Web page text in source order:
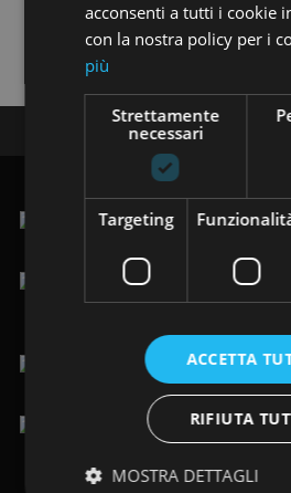
Trovi i nostri
Seguici su:
.Via Vittorio Veneto 123/125,
lun-ven 9.00-12.30 /
+39 0187 484949/+39
acconsenti a tutti i cookie
con la nostra policy per i
più
Strettamente
necessari
Targeting
ACCETTA
RIFIUTA
MOSTRA DETTAGLI